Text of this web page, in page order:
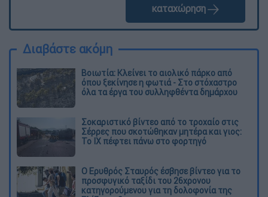
καταχώρηση
Διαβάστε ακόμη
Βοιωτία: Κλείνει το αιολικό πάρκο από
όπου ξεκίνησε η φωτιά - Στο στόχαστρο
όλα τα έργα του συλληφθέντα δημάρχου
Σοκαριστικό βίντεο από το τροχαίο στις
Σέρρες που σκοτώθηκαν μητέρα και γιος:
Το ΙΧ πέφτει πάνω στο φορτηγό
Ο Ερυθρός Σταυρός έσβησε βίντεο για το
προσφυγικό ταξίδι του 26χρονου
κατηγορούμενου για τη δολοφονία της